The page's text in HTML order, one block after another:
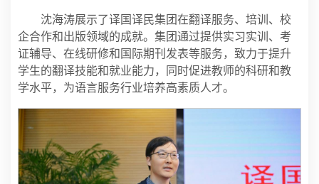
沈海涛展示了译国译民集团在翻译服务、培训、校
企合作和出版领域的成就。集团通过提供实习实训、考
证辅导、在线研修和国际期刊发表等服务，致力于提升
学生的翻译技能和就业能力，同时促进教师的科研和教
学水平，为语言服务行业培养高素质人才。